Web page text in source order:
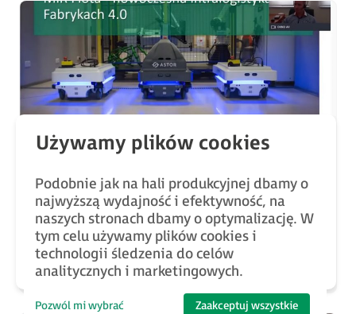
Bez kategorii
programowanie i sterowanie flotą
autonomicznych robotów mobilnych MIR”
[NAGRANIE]
Łukasz Mąka 2020-06-24
Podobnie jak na hali produkcyjnej dbamy o
najwyższą wydajność i efektywność, na
naszych stronach dbamy o optymalizację. W
tym celu używamy plików cookies i
technologii śledzenia do celów
analitycznych i marketingowych.
Pozwól mi wybrać Zaakceptuj wszystkie